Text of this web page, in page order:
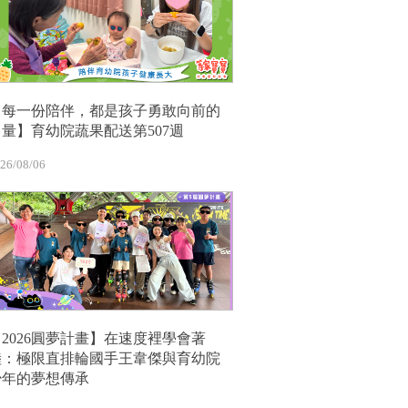
一份陪伴，都是孩子勇敢向前的
】育幼院蔬果配送第507週
08/06
圓夢計畫】在速度裡學會著
極限直排輪國手王韋傑與育幼院
的夢想傳承